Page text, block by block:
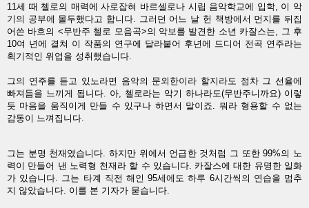
11세 때 첼로의 매력에 사로잡혀 바르셀로나 시립 음악학교에 입학, 이 악
기의 공부에 몰두했다고 합니다. 그러던 어느 날 헌 책방에서 먼지를 뒤집
어쓴 바흐의 <무반주 첼로 모음곡>의 악보를 발견한 소년 카잘스는, 그 후
10여 년에 결쳐 이 작품의 연구에 달라붙어 후년에 드디어 전곡 연주라는
획기적인 위업을 성취했습니다.
그의 연주를 듣고 있노라면 음악의 문외한이라 할지라도 점차 그 선율에
빠져듬을 느끼게 됩니다. 아, 첼로라는 악기 하나라도(무반주니까요) 이렇
듯 마음을 움직이게 만들 수 있구나 하면서 말이죠. 뭐라 형용할 수 없는
감동이 느껴집니다.
그는 분명 천재였습니다. 하지만 위에서 언급한 것처럼 그 또한 99%의 노
력이 만들어 낸 노력형 천재라 할 수 있습니다. 카잘스에 대한 유명한 일화
가 있습니다. 그는 타계 직전 해인 95세에도 하루 6시간씩의 연습을 멈추
지 않았습니다. 이를 본 기자가 묻습니다.